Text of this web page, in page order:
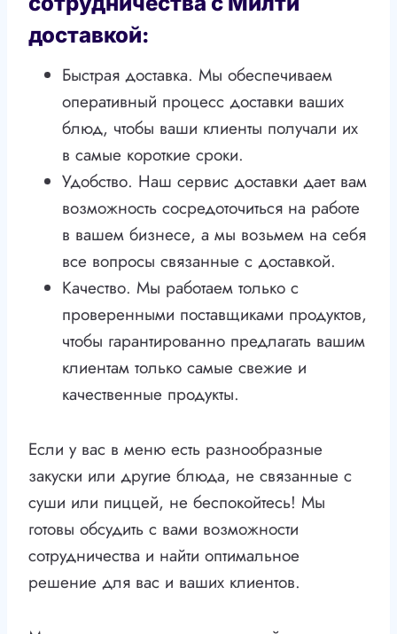
доставкой:
Быстрая доставка. Мы обеспечиваем
оперативный процесс доставки ваших
блюд, чтобы ваши клиенты получали их
в самые короткие сроки.
Удобство. Наш сервис доставки дает вам
возможность сосредоточиться на работе
в вашем бизнесе, а мы возьмем на себя
все вопросы связанные с доставкой.
Качество. Мы работаем только с
проверенными поставщиками продуктов,
чтобы гарантированно предлагать вашим
клиентам только самые свежие и
качественные продукты.
Если у вас в меню есть разнообразные
закуски или другие блюда, не связанные с
суши или пиццей, не беспокойтесь! Мы
готовы обсудить с вами возможности
сотрудничества и найти оптимальное
решение для вас и ваших клиентов.